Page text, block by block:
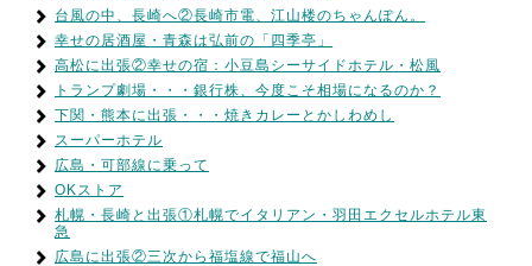
台風の中、長崎へ②長崎市電、江山楼のちゃんぽん。
幸せの居酒屋・青森は弘前の「四季亭」
高松に出張②幸せの宿：小豆島シーサイドホテル・松風
トランプ劇場・・・銀行株、今度こそ相場になるのか？
下関・熊本に出張・・・焼きカレーとかしわめし
スーパーホテル
広島・可部線に乗って
OKストア
札幌・長崎と出張①札幌でイタリアン・羽田エクセルホテル東
急
広島に出張②三次から福塩線で福山へ